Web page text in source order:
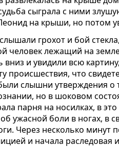
сыграла с ними
на крыши, но потом
грохот и бой
человек лежащий на
вниз и увидили всю
происшествия, что
слышни утверждения
но в шоковом
парня на носилках, в
ужасной боли в ногах, в
Через несколько
и начала раследовая